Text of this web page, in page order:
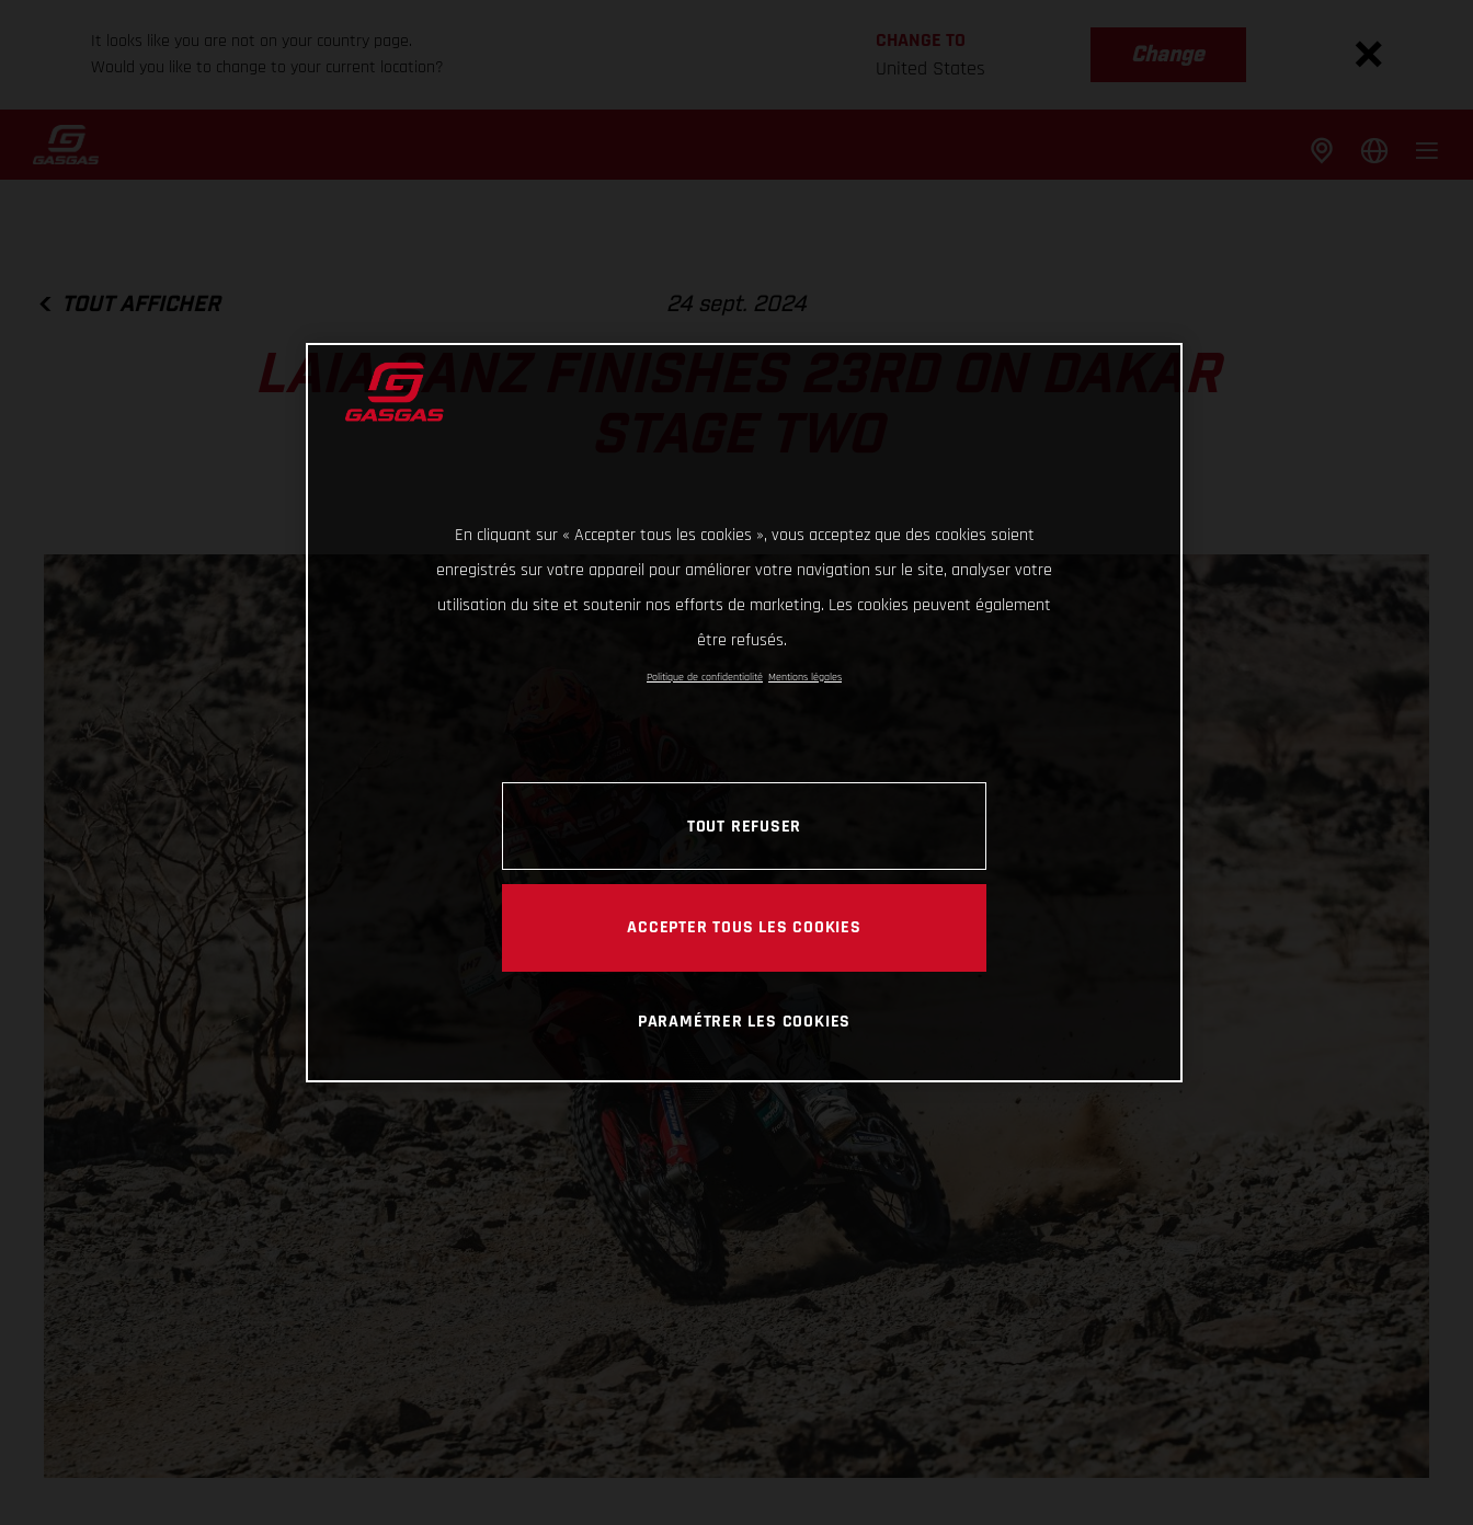
It looks like you are not on your country page.
Would you like to change to your current location?
CHANGE TO
United States
Change
TOUT AFFICHER 24 sept. 2024
LAIA SANZ FINISHES 23RD ON DAKAR
En cliquant sur « Accepter tous les cookies », vous acceptez que des cookies soient
enregistrés sur votre appareil pour améliorer votre navigation sur le site, analyser votre
utilisation du site et soutenir nos efforts de marketing. Les cookies peuvent également
être refusés.
Politique de confidentialité Mentions légales
TOUT REFUSER
ACCEPTER TOUS LES COOKIES
PARAMÉTRER LES COOKIES